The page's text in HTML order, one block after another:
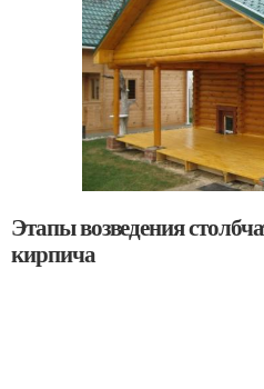
Этапы возведения
кирпича